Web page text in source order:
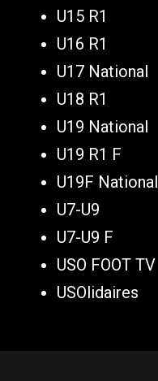
U15 R1
U16 R1
U17 National
U18 R1
U19 National
U19 R1 F
U19F National
U7-U9
U7-U9 F
USO FOOT TV
USOlidaires